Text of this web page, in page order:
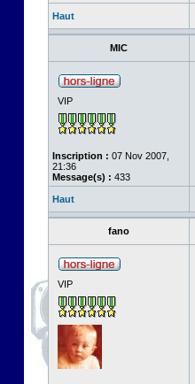
Haut
MIC
VIP
Inscription : 07 Nov 2007,
21:36
Message(s) : 433
Haut
fano
VIP